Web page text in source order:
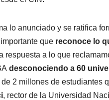
lo anunciado y se ratifica
que reconoce lo
respuesta a lo que
desconociendo a 60
2 millones de estudiantes
, rector de la Universidad